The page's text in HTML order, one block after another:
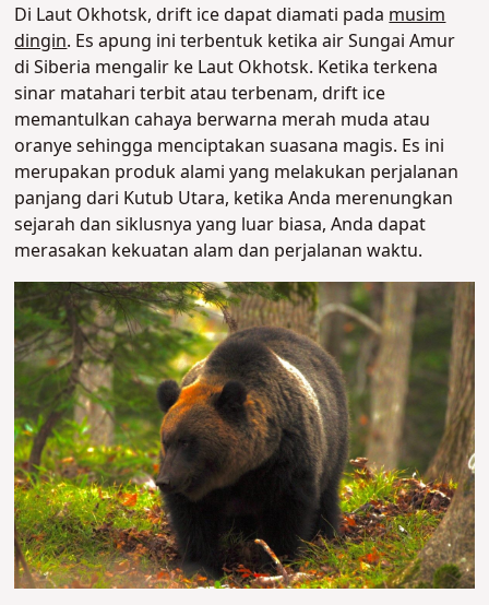
Di Laut Okhotsk, drift ice dapat diamati pada musim
dingin. Es apung ini terbentuk ketika air Sungai Amur
di Siberia mengalir ke Laut Okhotsk. Ketika terkena
sinar matahari terbit atau terbenam, drift ice
memantulkan cahaya berwarna merah muda atau
oranye sehingga menciptakan suasana magis. Es ini
merupakan produk alami yang melakukan perjalanan
panjang dari Kutub Utara, ketika Anda merenungkan
sejarah dan siklusnya yang luar biasa, Anda dapat
merasakan kekuatan alam dan perjalanan waktu.